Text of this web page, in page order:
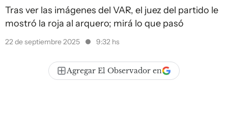
Tras ver las imágenes del VAR, el juez del partido le
mostró la roja al arquero; mirá lo que pasó
22 de septiembre 2025 9:32 hs
Agregar El Observador en